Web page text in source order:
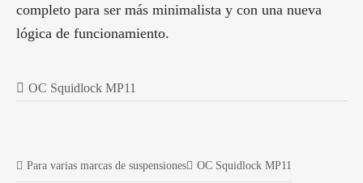
completo para ser más minimalista y con una nueva
lógica de funcionamiento.
OC Squidlock MP11
Para varias marcas de suspensiones OC Squidlock MP11